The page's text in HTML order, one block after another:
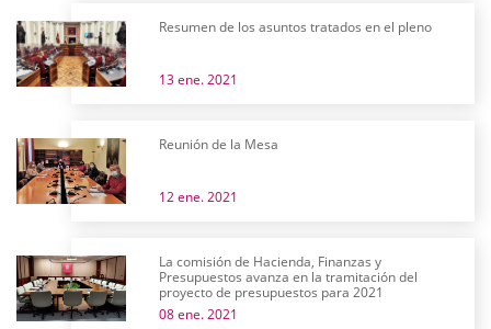
Resumen de los asuntos tratados en el pleno
13 ene. 2021
Reunión de la Mesa
12 ene. 2021
La comisión de Hacienda, Finanzas y
Presupuestos avanza en la tramitación del
proyecto de presupuestos para 2021
08 ene. 2021